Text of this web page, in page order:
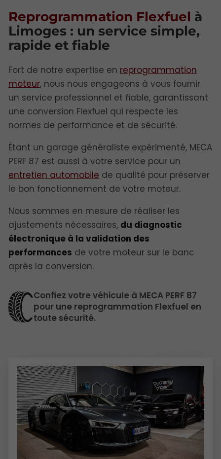
Reprogrammation Flexfuel à
Limoges : un service simple,
rapide et fiable
Fort de notre expertise en reprogrammation
moteur, nous nous engageons à vous fournir
un service professionnel et fiable, garantissant
une conversion Flexfuel qui respecte les
normes de performance et de sécurité.
Étant un garage généraliste expérimenté, MECA
PERF 87 est aussi à votre service pour un
entretien automobile de qualité pour préserver
le bon fonctionnement de votre moteur.
Nous sommes en mesure de réaliser les
ajustements nécessaires, du diagnostic
électronique à la validation des
performances de votre moteur sur le banc
après la conversion.
Confiez votre véhicule à MECA PERF 87
pour une reprogrammation Flexfuel en
toute sécurité.